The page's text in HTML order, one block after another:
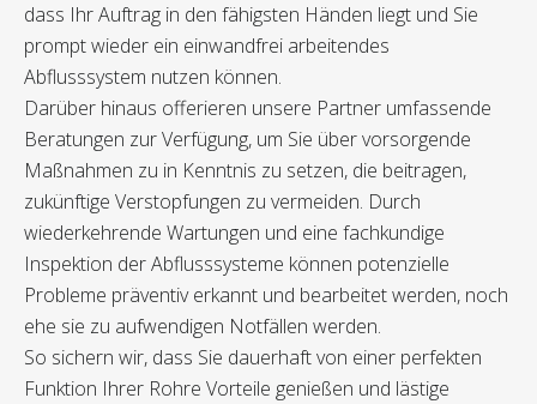
dass Ihr Auftrag in den fähigsten Händen liegt und Sie
prompt wieder ein einwandfrei arbeitendes
Abflusssystem nutzen können.
Darüber hinaus offerieren unsere Partner umfassende
Beratungen zur Verfügung, um Sie über vorsorgende
Maßnahmen zu in Kenntnis zu setzen, die beitragen,
zukünftige Verstopfungen zu vermeiden. Durch
wiederkehrende Wartungen und eine fachkundige
Inspektion der Abflusssysteme können potenzielle
Probleme präventiv erkannt und bearbeitet werden, noch
ehe sie zu aufwendigen Notfällen werden.
So sichern wir, dass Sie dauerhaft von einer perfekten
Funktion Ihrer Rohre Vorteile genießen und lästige